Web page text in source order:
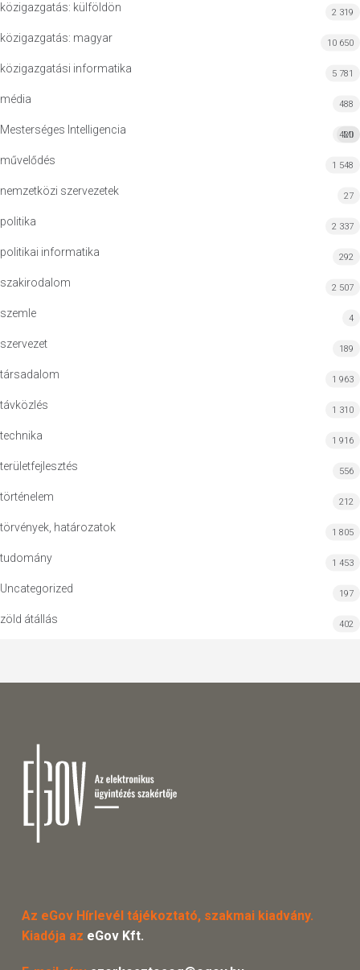
közigazgatás: külföldön 2 319
közigazgatás: magyar 10 650
közigazgatási informatika 5 781
média 488
Mesterséges Intelligencia MI
420
művelődés 1 548
nemzetközi szervezetek 27
politika 2 337
politikai informatika 292
szakirodalom 2 507
szemle 4
szervezet 189
társadalom 1 963
távközlés 1 310
technika 1 916
területfejlesztés 556
történelem 212
törvények, határozatok 1 805
tudomány 1 453
Uncategorized 197
zöld átállás 402
Az eGov Hírlevél tájékoztató, szakmai kiadvány.
Kiadója az eGov Kft.